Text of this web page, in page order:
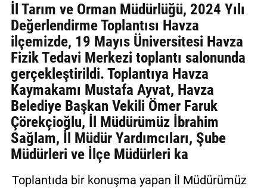
İletişim
Gizlilik
Sözleşmesi
Kullanıcı
Sözleşmesi
İl Tarım ve Orman Müdürlüğü, 2024 Yılı
Değerlendirme Toplantısı Havza
ilçemizde, 19 Mayıs Üniversitesi Havza
Fizik Tedavi Merkezi toplantı salonunda
gerçekleştirildi. Toplantıya Havza
Kaymakamı Mustafa Ayvat, Havza
Belediye Başkan Vekili Ömer Faruk
Çörekçioğlu, İl Müdürümüz İbrahim
Sağlam, İl Müdür Yardımcıları, Şube
Müdürleri ve İlçe Müdürleri ka
Toplantıda bir konuşma yapan İl Müdürümüz